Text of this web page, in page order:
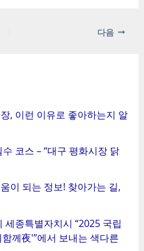
다음
, 이런 이유로 좋아하는지 알
코스 – “대구 평화시장 닭
이 되는 정보! 찾아가는 길,
종특별자치시 “2025 국립
께夜'”에서 보내는 색다른